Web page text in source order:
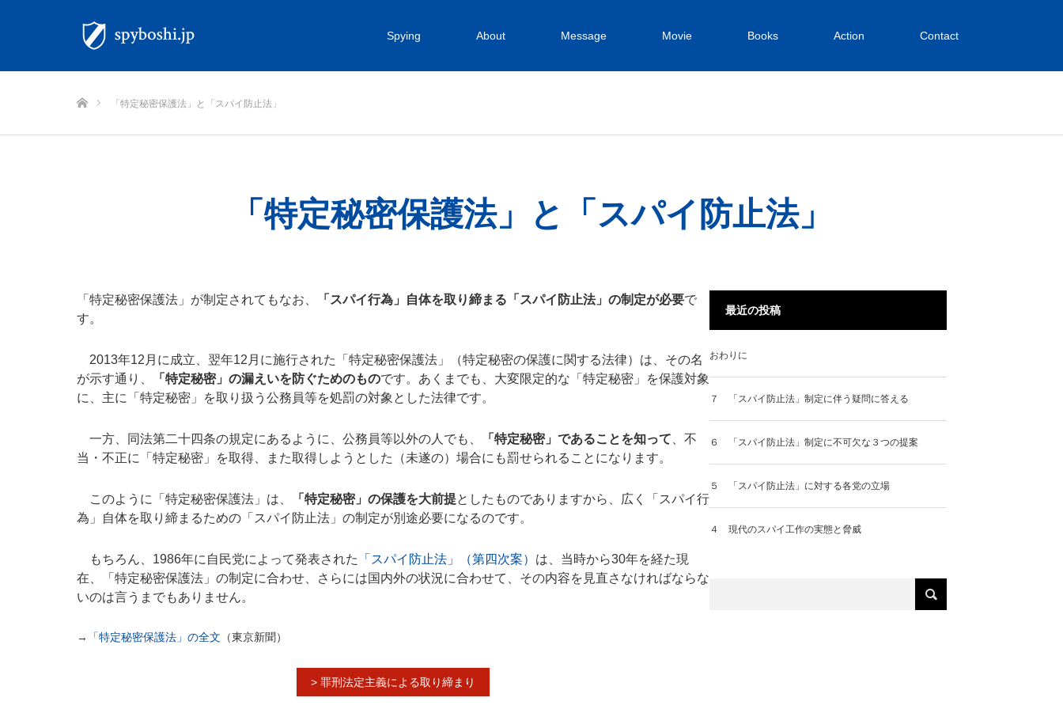
Spying About Message Movie Books Action Contact
「特定秘密保護法」と「スパイ防止法」
「特定秘密保護法」と「スパイ防止法」
「特定秘密保護法」が制定されてもなお、 「スパイ行為」自体を取り締まる「スパイ防止法」の制定が必要で
す。
2013年12月に成立、翌年12月に施行された「特定秘密保護法」（特定秘密の保護に関する法律）は、その名
が示す通り、
「特定秘密」の漏えいを防ぐためのものです。あくまでも、大変限定的な「特定秘密」を保護対象
に、主に「特定秘密」を取り扱う公務員等を処罰の対象とした法律です。
一方、同法第二十四条の規定にあるように、公務員等以外の人でも、 「特定秘密」であることを知って 、不
当・不正に「特定秘密」を取得、また取得しようとした（未遂の）場合にも罰せられることになります。
このように「特定秘密保護法」は、 「特定秘密」の保護を大前提としたものでありますから、広く「スパイ行
為」自体を取り締まるための「スパイ防止法」の制定が別途必要になるのです。
もちろん、1986年に自民党によって発表された 「スパイ防止法」（第四次案） は、当時から30年を経た現
在、「特定秘密保護法」の制定に合わせ、さらには国内外の状況に合わせて、その内容を見直さなければならな
いのは言うまでもありません。
→ 「特定秘密保護法」の全文 （東京新聞）
> 罪刑法定主義による取り締まり
最近の投稿
おわりに
７ 「スパイ防止法」制定に伴う疑問に答える
６ 「スパイ防止法」制定に不可欠な３つの提案
５ 「スパイ防止法」に対する各党の立場
４ 現代のスパイ工作の実態と脅威